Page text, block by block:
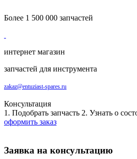
Более 1 500 000 запчастей
интернет магазин
запчастей для инструмента
zakaz@entuziast-spares.ru
Консультация
1. Подобрать запчасть 2. Узнать о
оформить заказ
Заявка на консультацию